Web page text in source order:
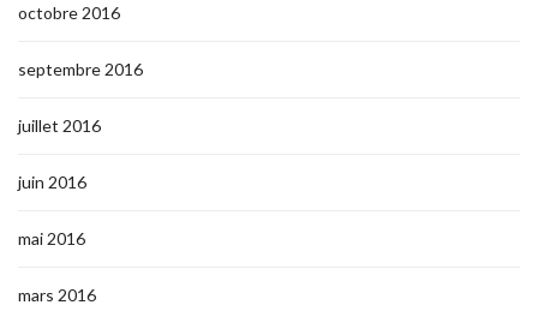
octobre 2016
septembre 2016
juillet 2016
juin 2016
mai 2016
mars 2016